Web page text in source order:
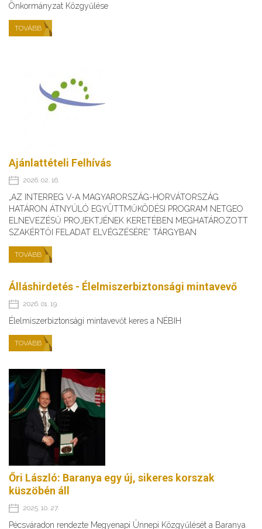
Önkormányzat Közgyűlése
TOVÁBB
Ajánlattételi Felhívás
2026. 02. 16.
„AZ INTERREG V-A MAGYARORSZÁG-HORVÁTORSZÁG
HATÁRON ÁTNYÚLÓ EGYÜTTMŰKÖDÉSI PROGRAM NETGEO
ELNEVEZÉSŰ PROJEKTJÉNEK KERETÉBEN MEGHATÁROZOTT
SZAKÉRTŐI FELADAT ELVÉGZÉSÉRE” TÁRGYBAN
TOVÁBB
Álláshirdetés - Élelmiszerbiztonsági mintavevő
2026. 01. 19.
Élelmiszerbiztonsági mintavevőt keres a NÉBIH
TOVÁBB
Őri László: Baranya egy új, sikeres korszak
küszöbén áll
2025. 10. 27.
Pécsváradon rendezte Megyenapi Ünnepi Közgyűlését a Baranya